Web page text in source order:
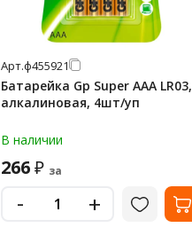
Арт.ф455921
Батарейка Gp Super AAA LR03,
алкалиновая, 4шт/уп
В наличии
266₽ за
- +